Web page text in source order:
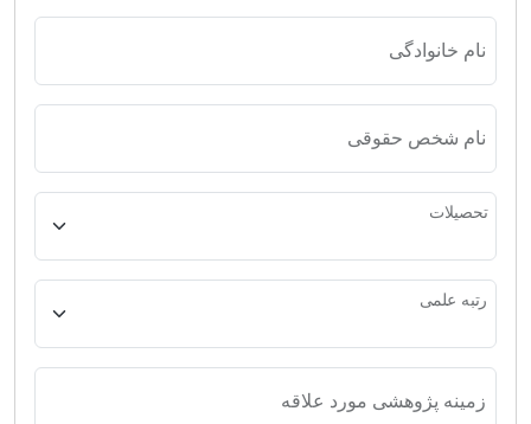
نام خانوادگی
نام شخص حقوقی
تحصیلات
رتبه علمی
زمینه پژوهشی مورد علاقه